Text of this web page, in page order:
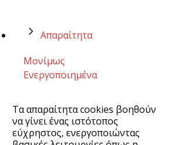
Απαραίτητα
Μονίμως
Ενεργοποιημένα
Τα απαραίτητα cookies βοηθούν
να γίνει ένας ιστότοπος
εύχρηστος, ενεργοποιώντας